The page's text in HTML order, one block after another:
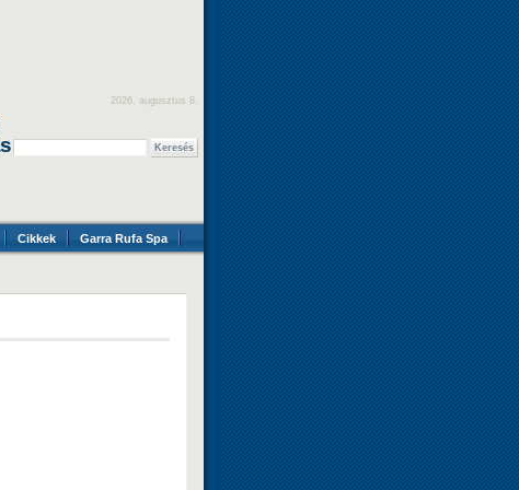
2026. augusztus 8.
Cikkek Garra Rufa Spa